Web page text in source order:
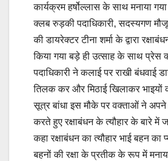
कार्यक्रम हर्षोल्लास के साथ मनाया
क्लब रुड़की पदाधिकारी, सदस्यगण
की डायरेक्टर टीना शर्मा के द्वारा
किया गया बड़े ही उत्साह के साथ प्रेस
पदाधिकारी ने कलाई पर राखी बंधवाई
तिलक कर और मिठाई खिलाकर भाइयों
सूत्र बांधा इस मौके पर वक्ताओं ने अपने
करते हुए रक्षाबंधन के त्यौहार के बारे में
कहा रक्षाबंधन का त्यौहार भाई बहन का
बहनों की रक्षा के प्रतीक के रूप में